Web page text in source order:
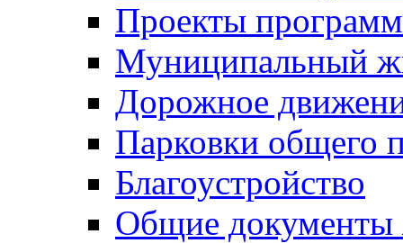
Проекты программ
Муниципальный
Дорожное
Парковки общего
Благоустройство
Общие